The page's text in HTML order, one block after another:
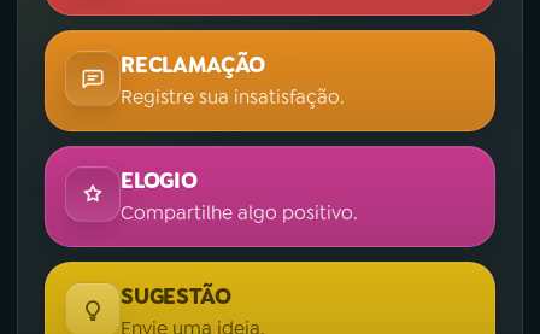
RECLAMAÇÃO
Registre sua insatisfação.
ELOGIO
Compartilhe algo positivo.
SUGESTÃO
Envie uma ideia.